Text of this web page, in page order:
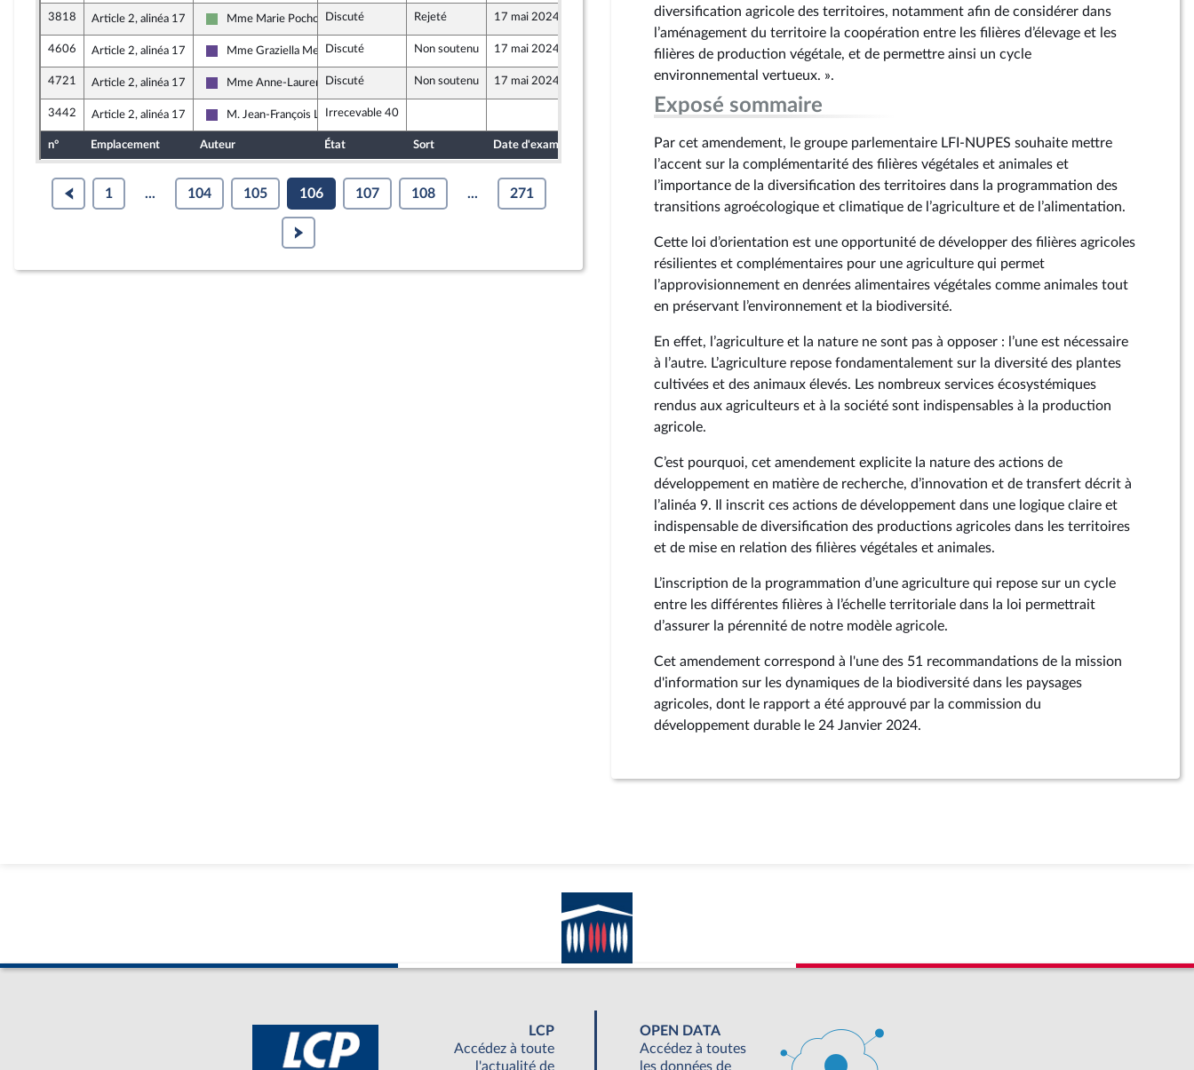
3818 Article 2, alinéa 17
Écologiste - NUPES
Mme Marie Pochon Discuté Rejeté 17 mai 2024 10 mai 2024
4606 Article 2, alinéa 17
Renaissance
Mme Graziella MelchiorDiscuté Non soutenu 17 mai 2024 10 mai 2024
4721 Article 2, alinéa 17
Renaissance
Mme Anne-Laurence Petel
Discuté Non soutenu 17 mai 2024 10 mai 2024
3442 Article 2, alinéa 17
Renaissance
M. Jean-François LovisoloIrrecevable 40 10 mai 2024
n° Emplacement Auteur État Sort Date d'examen Date de dépôt
1 ... 104 105 106 107 108 ... 271
diversification agricole des territoires, notamment afin de considérer dans
l’aménagement du territoire la coopération entre les filières d’élevage et les
filières de production végétale, et de permettre ainsi un cycle
environnemental vertueux. ».
Exposé sommaire
Par cet amendement, le groupe parlementaire LFI-NUPES souhaite mettre
l’accent sur la complémentarité des filières végétales et animales et
l’importance de la diversification des territoires dans la programmation des
transitions agroécologique et climatique de l’agriculture et de l’alimentation.
Cette loi d’orientation est une opportunité de développer des filières agricoles
résilientes et complémentaires pour une agriculture qui permet
l’approvisionnement en denrées alimentaires végétales comme animales tout
en préservant l’environnement et la biodiversité.
En effet, l’agriculture et la nature ne sont pas à opposer : l’une est nécessaire
à l’autre. L’agriculture repose fondamentalement sur la diversité des plantes
cultivées et des animaux élevés. Les nombreux services écosystémiques
rendus aux agriculteurs et à la société sont indispensables à la production
agricole.
C’est pourquoi, cet amendement explicite la nature des actions de
développement en matière de recherche, d’innovation et de transfert décrit à
l’alinéa 9. Il inscrit ces actions de développement dans une logique claire et
indispensable de diversification des productions agricoles dans les territoires
et de mise en relation des filières végétales et animales.
L’inscription de la programmation d’une agriculture qui repose sur un cycle
entre les différentes filières à l’échelle territoriale dans la loi permettrait
d’assurer la pérennité de notre modèle agricole.
Cet amendement correspond à l'une des 51 recommandations de la mission
d'information sur les dynamiques de la biodiversité dans les paysages
agricoles, dont le rapport a été approuvé par la commission du
développement durable le 24 Janvier 2024.
LCP
Accédez à toute
l'actualité de
OPEN DATA
Accédez à toutes
les données de